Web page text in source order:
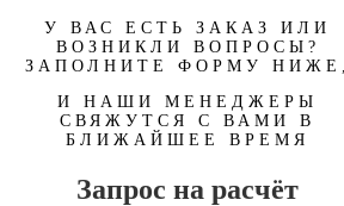
У ВАС ЕСТЬ ЗАКАЗ ИЛИ
ВОЗНИКЛИ ВОПРОСЫ?
ЗАПОЛНИТЕ ФОРМУ НИЖЕ,
И НАШИ МЕНЕДЖЕРЫ
СВЯЖУТСЯ С ВАМИ В
БЛИЖАЙШЕЕ ВРЕМЯ
Запрос на расчёт